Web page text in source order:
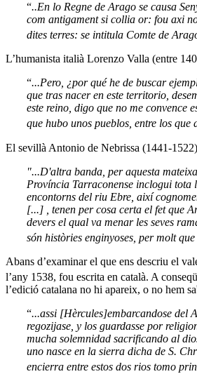
“..En lo Regne de Arago se causa
com antigament si collia or: fou axi
dites terres: se intitula Comte de
L’humanista italià Lorenzo Valla (entre
“...Pero, ¿por qué he de buscar
que tras nacer en este territorio,
este reino, digo que no me convence
que hubo unos pueblos, entre los
El sevillà Antonio de Nebrissa (1441-
"...D'altra banda, per aquesta
Província Tarraconense inclogui tota
encontorns del riu Ebre, així
[...] , tenen per cosa certa el fet que
devers el qual va menar les seves
són històries enginyoses, per molt
Abans d’examinar el que ens descriu el
l’any 1538, fou escrita en català. A
l’edició catalana no hi apareix, o no hem
“...assi [Hèrcules]embarcandose del
regozijase, y los guardasse por
mucha solemnidad sacrificando al
uno nasce en la sierra dicha de S.
encierra entre estos dos rios tomo